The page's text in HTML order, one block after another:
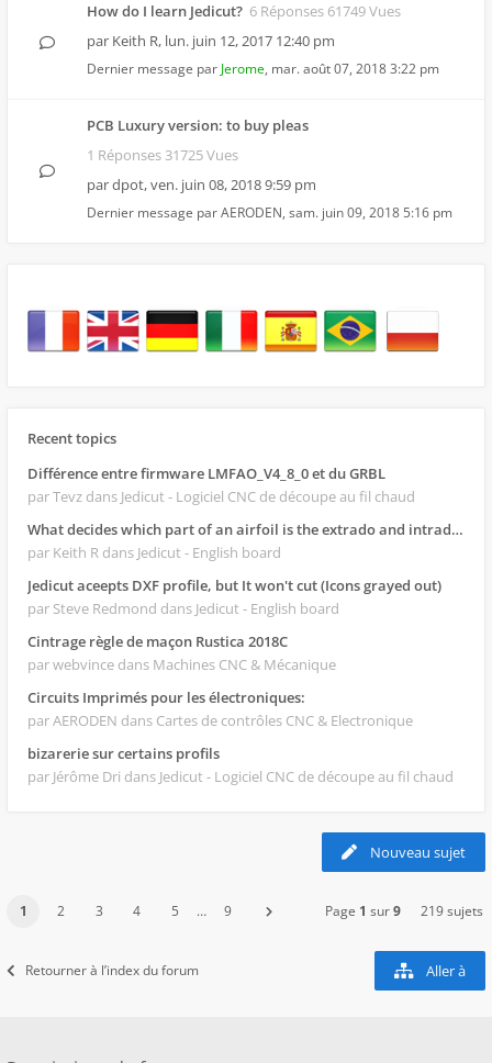
How do I learn Jedicut? 6 Réponses 61749 Vues
par Keith R, lun. juin 12, 2017 12:40 pm
Dernier message par Jerome, mar. août 07, 2018 3:22 pm
PCB Luxury version: to buy pleas
1 Réponses 31725 Vues
pardpot,ven. juin 08, 2018 9:59 pm
Dernier message parAERODEN, sam. juin 09, 2018 5:16 pm
Recent topics
Différence entre firmware LMFAO_V4_8_0 et du GRBL
par Tevz dans Jedicut - Logiciel CNC de découpe au fil chaud
What decides which part of an airfoil is the extrado and intrado?
par Keith R dans Jedicut - English board
Jedicut aceepts DXF profile, but It won't cut (Icons grayed out)
par Steve Redmond dans Jedicut - English board
Cintrage règle de maçon Rustica 2018C
par webvince dans Machines CNC & Mécanique
Circuits Imprimés pour les électroniques:
par AERODEN dans Cartes de contrôles CNC & Electronique
bizarerie sur certains profils
par Jérôme Dri dans Jedicut - Logiciel CNC de découpe au fil chaud
Nouveau sujet
1 2 3 4 5 … 9 Page 1 sur9 219 sujets
Retourner à l’index du forum Aller à